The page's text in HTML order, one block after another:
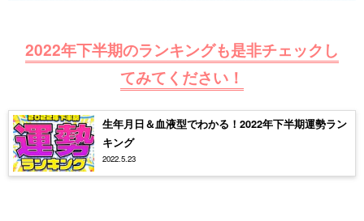
2022年下半期のランキングも是非チェックし
てみてください！
生年月日＆血液型でわかる！2022年下半期運勢ラン
キング
2022.5.23